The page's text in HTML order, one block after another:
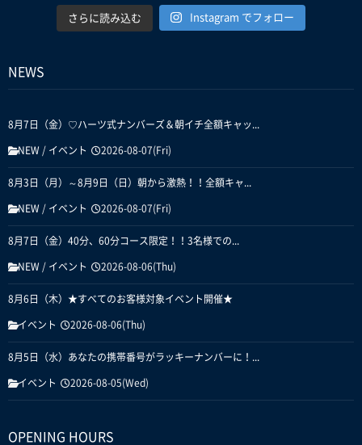
さらに読み込む Instagram でフォロー
NEWS
8月7日（金）♡ハーツ式ナンバーズ＆朝イチ全額キャッ...
NEW / イベント 2026-08-07(Fri)
8月3日（月）～8月9日（日）朝から激熱！！全額キャ...
NEW / イベント 2026-08-07(Fri)
8月7日（金）40分、60分コース限定！！3名様での...
NEW / イベント 2026-08-06(Thu)
8月6日（木）★すべてのお客様対象イベント開催★
イベント 2026-08-06(Thu)
8月5日（水）あなたの携帯番号がラッキーナンバーに！...
イベント 2026-08-05(Wed)
OPENING HOURS